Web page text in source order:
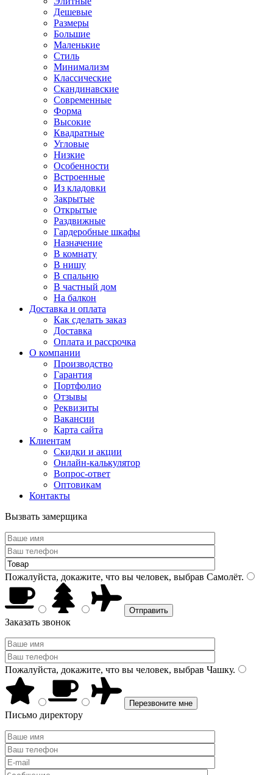
Дешевые
Размеры
Большие
Маленькие
Стиль
Минимализм
Классические
Скандинавские
Современные
Форма
Высокие
Квадратные
Угловые
Низкие
Особенности
Встроенные
Из кладовки
Закрытые
Открытые
Раздвижные
Гардеробные шкафы
Назначение
В комнату
В нишу
В спальню
В частный дом
На балкон
Доставка и оплата
Как сделать заказ
Доставка
Оплата и рассрочка
О компании
Производство
Гарантия
Портфолио
Отзывы
Реквизиты
Вакансии
Карта сайта
Клиентам
Скидки и акции
Онлайн-калькулятор
Вопрос-ответ
Оптовикам
Контакты
Вызвать замерщика
Пожалуйста, докажите, что вы человек, выбрав Самолёт.
Заказать звонок
Пожалуйста, докажите, что вы человек, выбрав Чашку.
Письмо директору